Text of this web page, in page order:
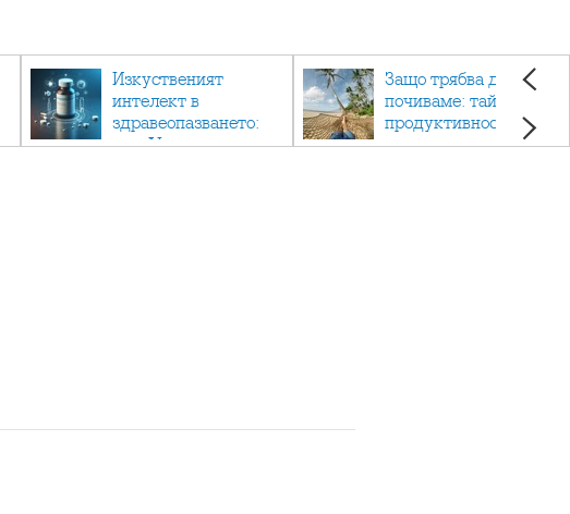
Изкуственият
интелект в
здравеопазването:
как AI променя
Защо трябва да си
почиваме: тайната на
продуктивността,
здравето и добрия